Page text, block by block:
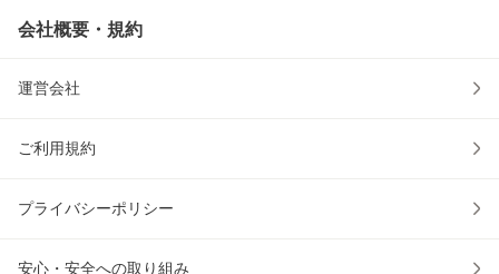
会社概要・規約
運営会社
ご利用規約
プライバシーポリシー
安心・安全への取り組み